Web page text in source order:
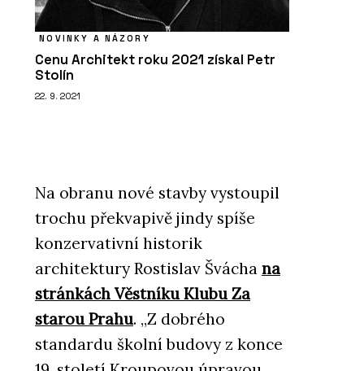
NOVINKY A NÁZORY
Cenu Architekt roku 2021 získal Petr
Stolín
22. 9. 2021
Na obranu nové stavby vystoupil
trochu překvapivě jindy spíše
konzervativní historik
architektury Rostislav Švácha na
stránkách Věstníku Klubu Za
starou Prahu. „Z dobrého
standardu školní budovy z konce